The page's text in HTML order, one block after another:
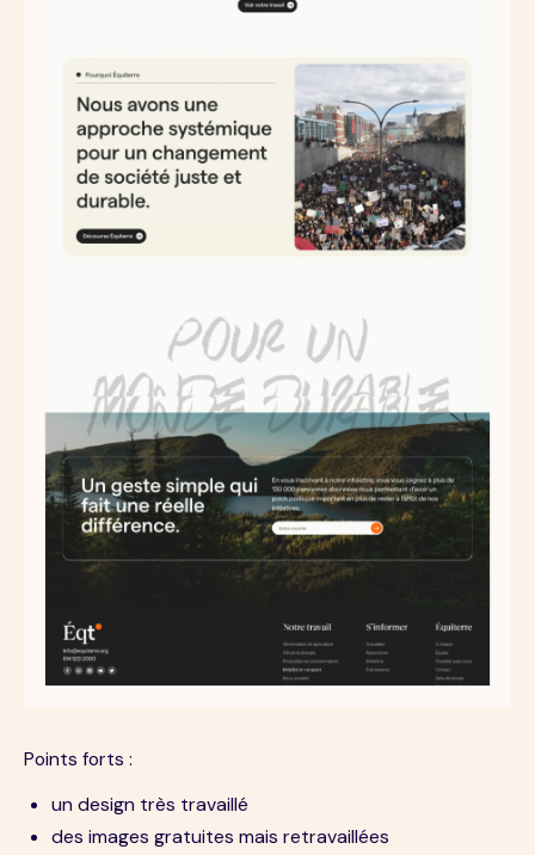
Points forts :
un design très travaillé
des images gratuites mais retravaillées